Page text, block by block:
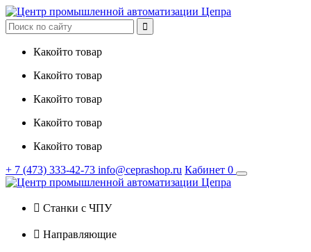

Какойто товар
Какойто товар
Какойто товар
Какойто товар
Какойто товар
+ 7 (473) 333-42-73 info@ceprashop.ru Кабинет 0
 Станки с ЧПУ
 Направляющие